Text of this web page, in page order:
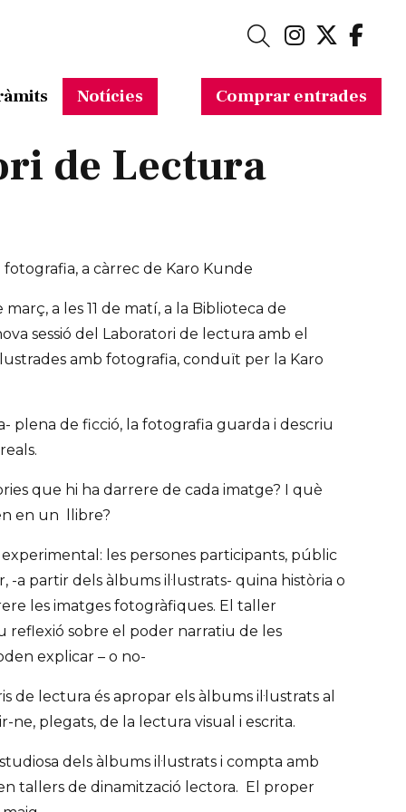
Link aLink
Cerca
Notícies Comprar entrades
de Lectura
fotografia, a càrrec de Karo Kunde
a les 11 de matí, a la Biblioteca de
sessió del Laboratori de lectura amb el
amb fotografia, conduït per la Karo
plena de ficció, la fotografia guarda i descriu
que hi ha darrere de cada imatge? I què
en un llibre?
les persones participants, públic
-a partir dels àlbums il·lustrats- quina història o
les imatges fotogràfiques. El taller
reflexió sobre el poder narratiu de les
explicar – o no-
de lectura és apropar els àlbums il·lustrats al
plegats, de la lectura visual i escrita.
dels àlbums il·lustrats i compta amb
tallers de dinamització lectora. El proper